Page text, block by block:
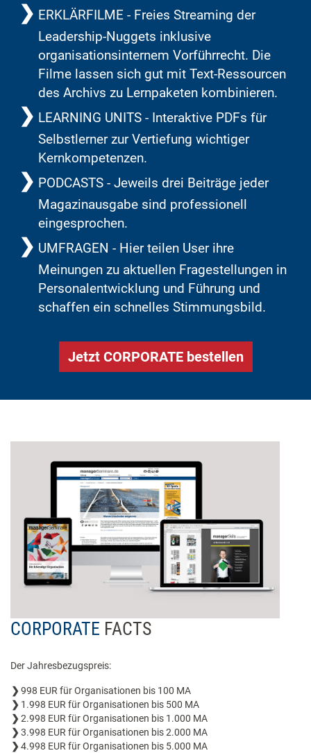
ERKLÄRFILME - Freies Streaming der
Leadership-Nuggets inklusive
organisationsinternem Vorführrecht. Die
Filme lassen sich gut mit Text-Ressourcen
des Archivs zu Lernpaketen kombinieren.
LEARNING UNITS - Interaktive PDFs für
Selbstlerner zur Vertiefung wichtiger
Kernkompetenzen.
PODCASTS - Jeweils drei Beiträge jeder
Magazinausgabe sind professionell
eingesprochen.
UMFRAGEN - Hier teilen User ihre
Meinungen zu aktuellen Fragestellungen in
Personalentwicklung und Führung und
schaffen ein schnelles Stimmungsbild.
Jetzt CORPORATE bestellen
CORPORATE FACTS
Der Jahresbezugspreis:
998 EUR für Organisationen bis 100 MA
1.998 EUR für Organisationen bis 500 MA
2.998 EUR für Organisationen bis 1.000 MA
3.998 EUR für Organisationen bis 2.000 MA
4.998 EUR für Organisationen bis 5.000 MA